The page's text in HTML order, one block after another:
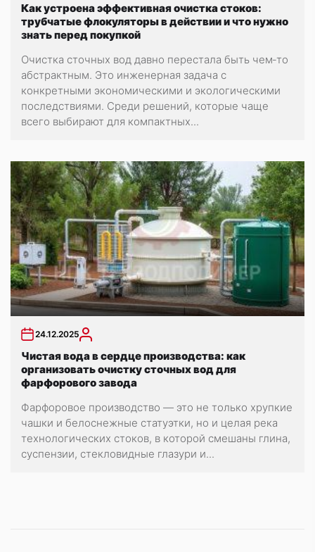
Как устроена эффективная очистка стоков:
трубчатые флокуляторы в действии и что нужно
знать перед покупкой
Очистка сточных вод давно перестала быть чем‑то
абстрактным. Это инженерная задача с
конкретными экономическими и экологическими
последствиями. Среди решений, которые чаще
всего выбирают для компактных...
24.12.2025
Чистая вода в сердце производства: как
организовать очистку сточных вод для
фарфорового завода
Фарфоровое производство — это не только хрупкие
чашки и белоснежные статуэтки, но и целая река
технологических стоков, в которой смешаны глина,
суспензии, стекловидные глазури и...